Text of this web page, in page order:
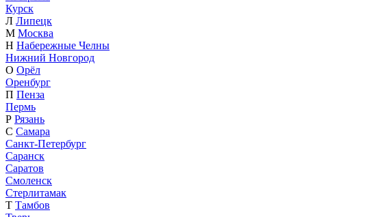
Курск
Л Липецк
М Москва
Н Набережные Челны
Нижний Новгород
О Орёл
Оренбург
П Пенза
Пермь
Р Рязань
С Самара
Санкт-Петербург
Саранск
Саратов
Смоленск
Стерлитамак
Т Тамбов